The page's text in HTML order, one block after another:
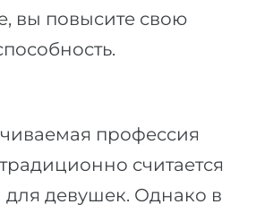
вы повысите свою
профессия
считается
девушек. Однако в